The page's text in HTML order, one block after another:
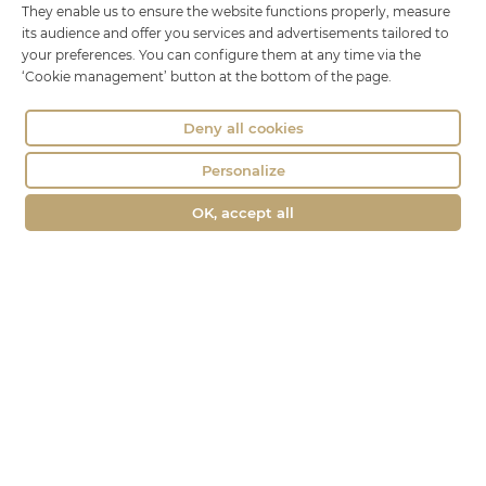
They enable us to ensure the website functions properly, measure
its audience and offer you services and advertisements tailored to
your preferences. You can configure them at any time via the
‘Cookie management’ button at the bottom of the page.
OK, accept all
Deny all cookies
Personalize
FILTRES
Mont d’Or
Fondue
18 rue Brillat Savarin
01100 OYONNAX